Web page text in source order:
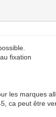
fixation
les marques
ca peut être